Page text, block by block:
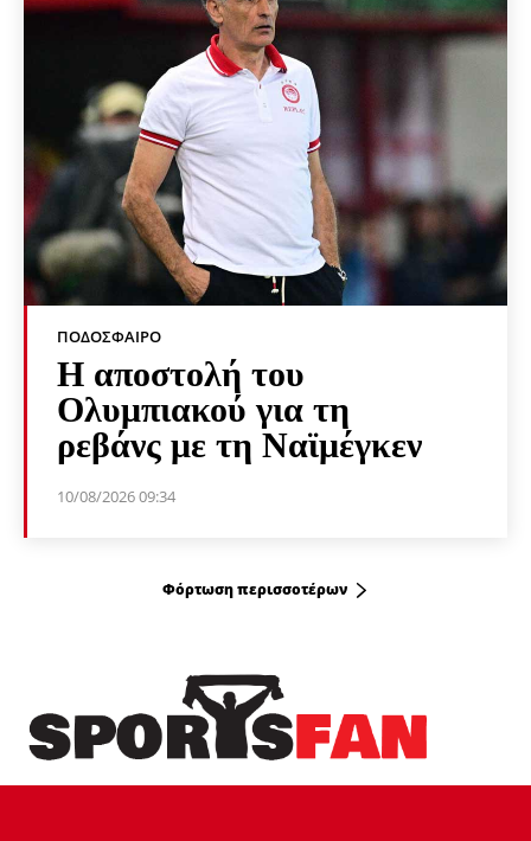
ΠΟΔΌΣΦΑΙΡΟ
Η αποστολή του
Ολυμπιακού για τη
ρεβάνς με τη Ναϊμέγκεν
10/08/2026 09:34
Φόρτωση περισσοτέρων